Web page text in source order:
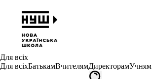
Для всіх
Для всіхБатькамВчителямДиректорамУчням